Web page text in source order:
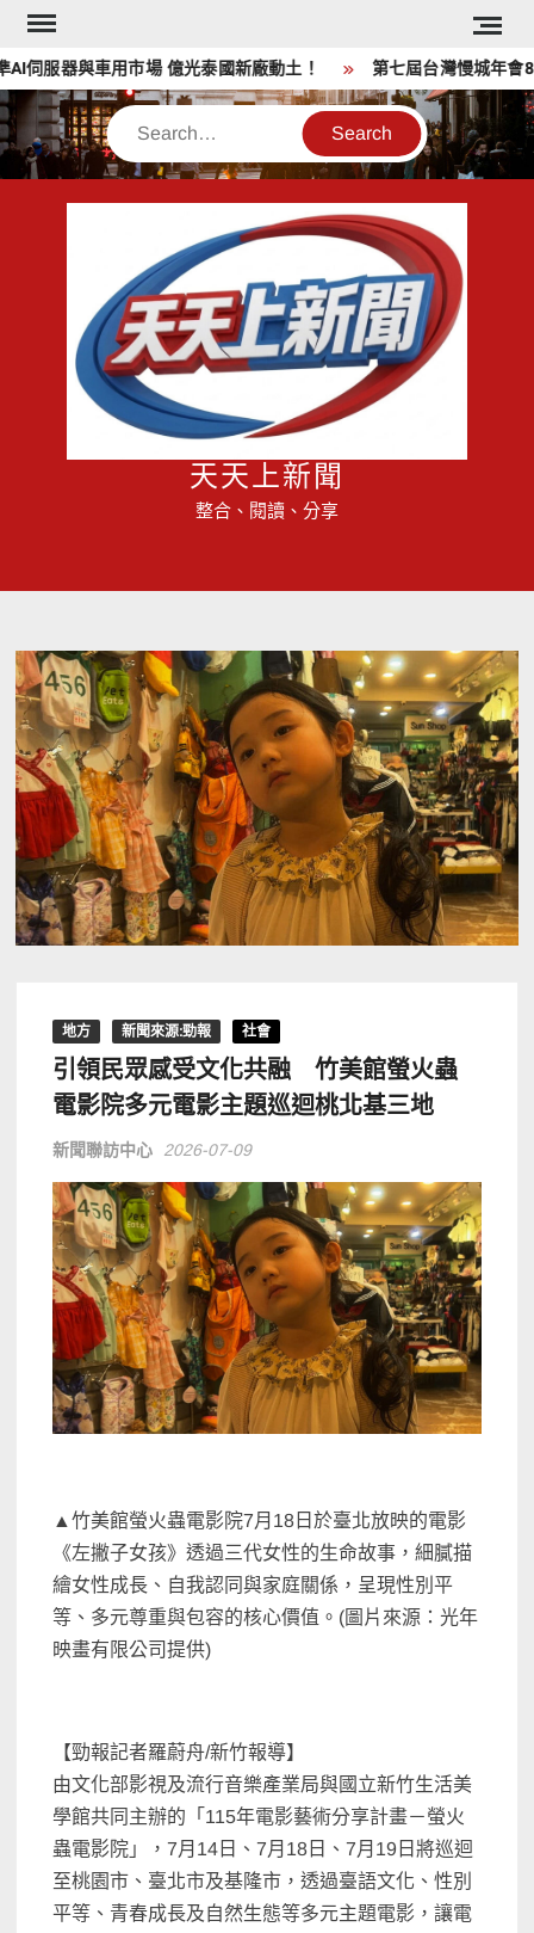
Skip
content
服器與車用市場 億光泰國新廠動土！ 第七屆台灣慢城年會8月
Search
天天上新聞
整合、閱讀、分享
地方 新聞來源:勁報 社會
引領民眾感受文化共融 竹美館螢火蟲
電影院多元電影主題巡迴桃北基三地
新聞聯訪中心 2026-07-09
▲竹美館螢火蟲電影院7月18日於臺北放映的電影
《左撇子女孩》透過三代女性的生命故事，細膩描
繪女性成長、自我認同與家庭關係，呈現性別平
等、多元尊重與包容的核心價值。(圖片來源：光年
映畫有限公司提供)
【勁報記者羅蔚舟/新竹報導】
由文化部影視及流行音樂產業局與國立新竹生活美
學館共同主辦的「115年電影藝術分享計畫－螢火
蟲電影院」，7月14日、7月18日、7月19日將巡迴
至桃園市、臺北市及基隆市，透過臺語文化、性別
平等、青春成長及自然生態等多元主題電影，讓電